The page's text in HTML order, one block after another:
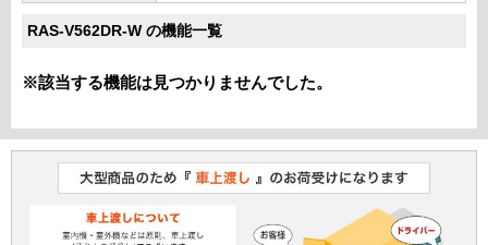
RAS-V562DR-W の機能一覧
※該当する機能は見つかりませんでした。